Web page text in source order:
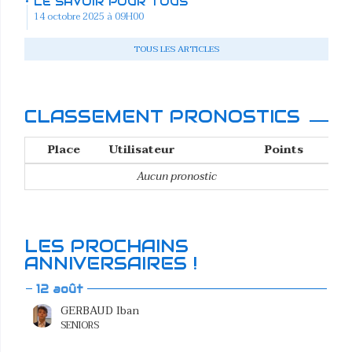
14 octobre 2025 à 09H00
TOUS LES ARTICLES
CLASSEMENT PRONOSTICS
Place Utilisateur
Points
Aucun pronostic
LES PROCHAINS
ANNIVERSAIRES !
12 août
GERBAUD Iban
SENIORS